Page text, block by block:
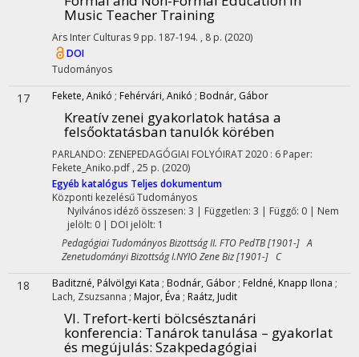
Music Teacher Training
Ars Inter Culturas 9 pp. 187-194. , 8 p. (2020)
DOI
Tudományos
17 Fekete, Anikó ; Fehérvári, Anikó ; Bodnár, Gábor
Kreatív zenei gyakorlatok hatása a
felsőoktatásban tanulók körében
PARLANDO: ZENEPEDAGÓGIAI FOLYÓIRAT2020 : 6 Paper:
Fekete_Aniko.pdf , 25 p. (2020)
Egyéb katalógus Teljes dokumentum
Központi kezelésűTudományos
Nyilvános idéző összesen: 3 | Független: 3 | Függő: 0 | Nem
jelölt: 0 | DOI jelölt: 1
Pedagógiai Tudományos Bizottság II. FTO PedTB [1901-] A
Zenetudományi Bizottság I.NYIO Zene Biz [1901-] C
18 Baditzné, Pálvölgyi Kata ; Bodnár, Gábor ; Feldné, Knapp Ilona ;
Lach, Zsuzsanna ; Major, Éva ; Raátz, Judit
VI. Trefort-kerti bölcsésztanári
konferencia: Tanárok tanulása – gyakorlat
és megújulás: Szakpedagógiai